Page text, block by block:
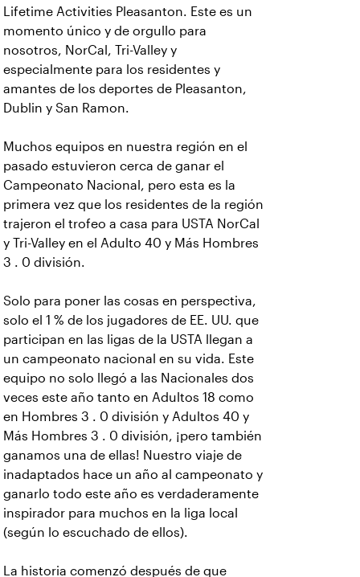
Lifetime Activities Pleasanton. Este es un
momento único y de orgullo para
nosotros, NorCal, Tri-Valley y
especialmente para los residentes y
amantes de los deportes de Pleasanton,
Dublin y San Ramon.
Muchos equipos en nuestra región en el
pasado estuvieron cerca de ganar el
Campeonato Nacional, pero esta es la
primera vez que los residentes de la región
trajeron el trofeo a casa para USTA NorCal
y Tri-Valley en el Adulto 40 y Más Hombres
3 . 0 división.
Solo para poner las cosas en perspectiva,
solo el 1 % de los jugadores de EE. UU. que
participan en las ligas de la USTA llegan a
un campeonato nacional en su vida. Este
equipo no solo llegó a las Nacionales dos
veces este año tanto en Adultos 18 como
en Hombres 3 . 0 división y Adultos 40 y
Más Hombres 3 . 0 división, ¡pero también
ganamos una de ellas! Nuestro viaje de
inadaptados hace un año al campeonato y
ganarlo todo este año es verdaderamente
inspirador para muchos en la liga local
(según lo escuchado de ellos).
La historia comenzó después de que